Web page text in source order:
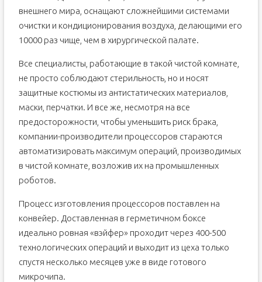
внешнего мира, оснащают сложнейшими системами
очистки и кондиционирования воздуха, делающими его
10000 раз чище, чем в хирургической палате.
Все специалисты, работающие в такой чистой комнате,
не просто соблюдают стерильность, но и носят
защитные костюмы из антистатических материалов,
маски, перчатки. И все же, несмотря на все
предосторожности, чтобы уменьшить риск брака,
компании-производители процессоров стараются
автоматизировать максимум операций, производимых
в чистой комнате, возложив их на промышленных
роботов.
Процесс изготовления процессоров поставлен на
конвейер. Доставленная в герметичном боксе
идеально ровная «вэйфер» проходит через 400-500
технологических операций и выходит из цеха только
спустя несколько месяцев уже в виде готового
микрочипа.